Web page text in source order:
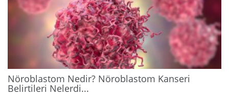
2024
Nöroblastom Nedir? Nöroblastom Kanseri
Belirtileri Nelerdi...